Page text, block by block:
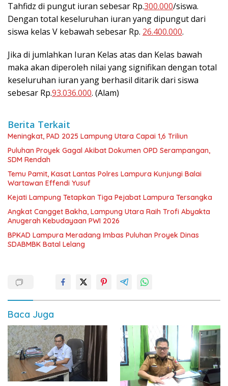
Tahfidz di pungut iuran sebesar Rp.300.000/siswa.
Dengan total keseluruhan iuran yang dipungut dari
siswa kelas V kebawah sebesar Rp. 26.400.000.
Jika di jumlahkan Iuran Kelas atas dan Kelas bawah
maka akan diperoleh nilai yang signifikan dengan total
keseluruhan iuran yang berhasil ditarik dari siswa
sebesar Rp.93.036.000. (Alam)
Berita Terkait
Meningkat, PAD 2025 Lampung Utara Capai 1,6 Triliun
Puluhan Proyek Gagal Akibat Dokumen OPD Serampangan,
SDM Rendah
Temu Pamit, Kasat Lantas Polres Lampura Kunjungi Balai
Wartawan Effendi Yusuf
Kejati Lampung Tetapkan Tiga Pejabat Lampura Tersangka
Angkat Cangget Bakha, Lampung Utara Raih Trofi Abyakta
Anugerah Kebudayaan PWI 2026
BPKAD Lampura Meradang Imbas Puluhan Proyek Dinas
SDABMBK Batal Lelang
Baca Juga